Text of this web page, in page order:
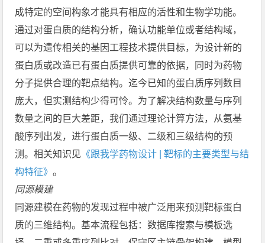
成特定的空间构象才能具有相应的活性和生物学功能。
通过对蛋白质的结构分析，确认功能单位或者结构域，
可以为遗传相关的基因工程技术提供目标，为设计新的
蛋白质或改造已有蛋白质提供可靠的依据，同时为药物
分子提供合理的靶点结构。迄今已知的蛋白质序列数目
庞大，但实测结构少得可怜。为了解决结构数量与序列
数量之间的巨大差距，我们通过理论计算方法，从氨基
酸序列出发，进行蛋白质一级、二级和三级结构的预
测。相关知识见 《跟我学药物设计 | 靶标的主要类型与结
构特征》。
同源模建
同源建模在药物的发现过程中被广泛用来预测靶标蛋白
质的三维结构。基本流程包括：数据库搜索与模板选